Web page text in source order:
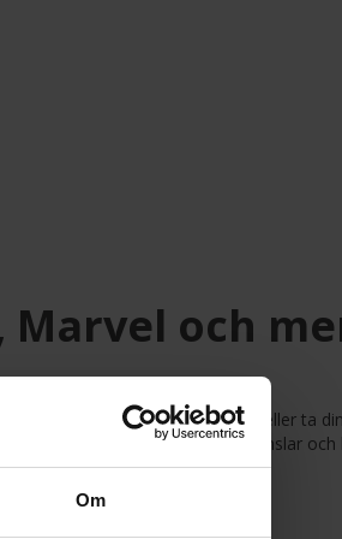
Om
Marvel och
behöver för att komma i gång eller ta
samt färger, penslar